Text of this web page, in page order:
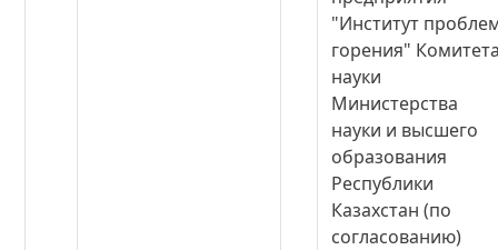
"Институт
горения"
науки
Министерства
науки и высшего
образования
Республики
Казахстан (по
согласованию)